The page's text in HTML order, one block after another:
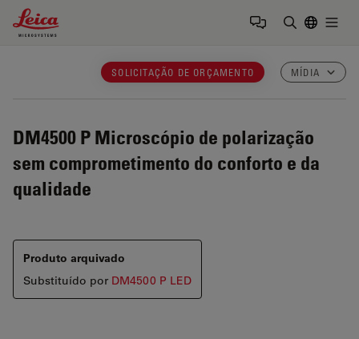
Leica Microsystems Logo
SOLICITAÇÃO DE ORÇAMENTO MÍDIA
DM4500 P Microscópio de polarização
sem comprometimento do conforto e da
qualidade
Produto arquivado
Substituído por DM4500 P LED